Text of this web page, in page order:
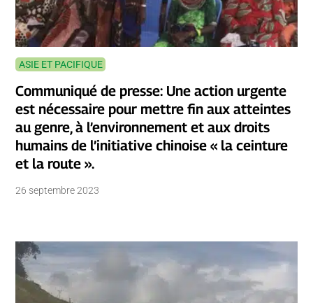
ASIE ET PACIFIQUE
Communiqué de presse: Une action urgente
est nécessaire pour mettre fin aux atteintes
au genre, à l’environnement et aux droits
humains de l’initiative chinoise « la ceinture
et la route ».
26 septembre 2023